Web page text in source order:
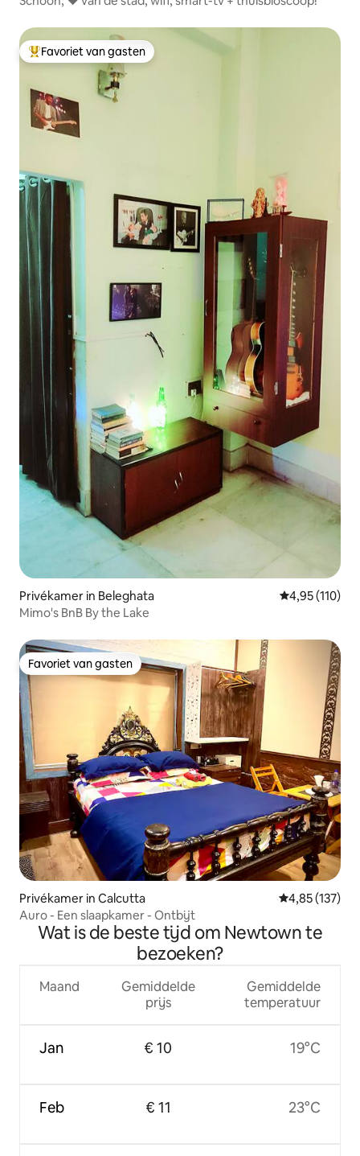
Topfavoriet van gasten
Favoriet van gasten
Privékamer in Beleghata Gemiddelde
4,95 (110)
Mimo's BnB By the Lake
Favoriet van gasten
Favoriet van gasten
Privékamer in Calcutta Gemiddelde
4,85 (137)
Auro - Een slaapkamer - Ontbijt
Wat is de beste tijd om Newtown te
bezoeken?
Maand
Jan
Feb
Gemiddelde
prijs
€ 10
€ 11
Gemiddelde
temperatuur
19°C
23°C